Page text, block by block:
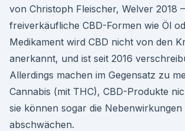
von Christoph Fleischer, Welver 2018
freiverkäufliche CBD-Formen wie Öl
Medikament wird CBD nicht von den
anerkannt, und ist seit 2016
Allerdings machen im Gegensatz zu
Cannabis (mit THC), CBD-Produkte
sie können sogar die Nebenwirkungen
abschwächen.